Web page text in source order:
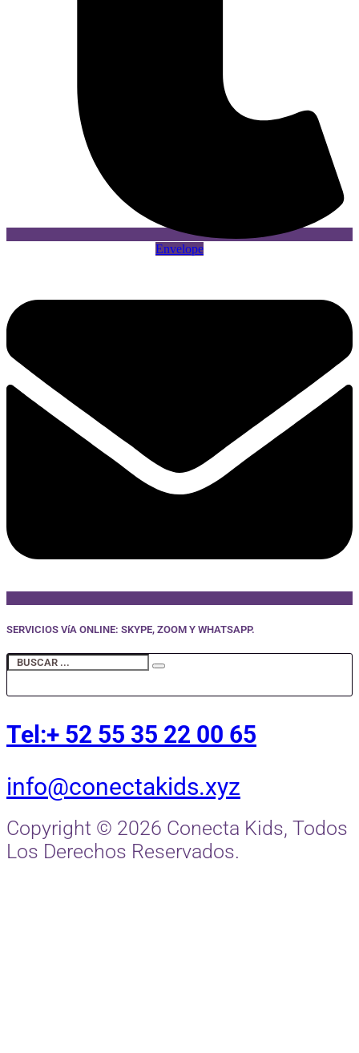
Envelope
SERVICIOS VíA ONLINE: SKYPE, ZOOM Y WHATSAPP.
Tel:+ 52 55 35 22 00 65
info@conectakids.xyz
Copyright © 2026 Conecta Kids, Todos
Los Derechos Reservados.